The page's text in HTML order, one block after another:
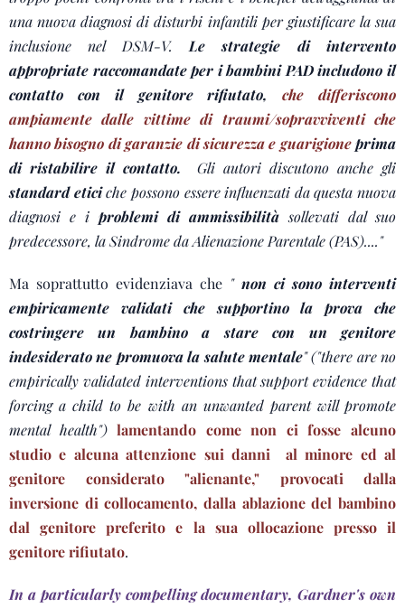
una nuova diagnosi di disturbi infantili per giustificare la sua
inclusione nel DSM-V. Le strategie di intervento
appropriate raccomandate per i bambini PAD includono il
contatto con il genitore rifiutato,che differiscono
ampiamente dalle vittime di traumi/sopravviventi che
hanno bisogno di garanzie di sicurezza e guarigioneprima
di ristabilire il contatto.
Gli autori discutono anche gli
standard eticiche possono essere influenzati da questa nuova
diagnosi e i problemi di ammissibilità sollevati dal suo
predecessore, la Sindrome da Alienazione Parentale (PAS)...."
Ma soprattutto evidenziava che " non ci sono interventi
empiricamente validati che supportino la prova che
costringere un bambino a stare con un genitore
indesiderato ne promuova la salute mentale" ("there are no
empirically validated interventions that support evidence that
forcing a child to be with an unwanted parent will promote
mental health") lamentando come non ci fosse alcuno
studio e alcuna attenzione sui danni al minore ed al
genitore considerato "alienante," provocati dalla
inversione di collocamento, dalla ablazione del bambino
dal genitore preferito e la sua ollocazione presso il
genitore rifiutato.
In a particularly compelling documentary, Gardner's own